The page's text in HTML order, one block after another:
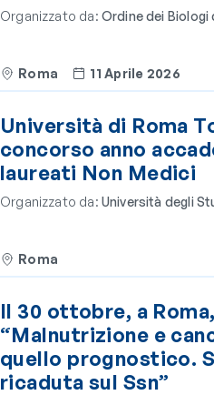
Organizzato da: Ordine dei Biologi
Roma 11 Aprile 2026
Università di Roma
concorso anno
laureati Non Medici
Organizzato da: Università degli
Roma
Il 30 ottobre, a
“Malnutrizione e
quello prognostico.
ricaduta sul Ssn”